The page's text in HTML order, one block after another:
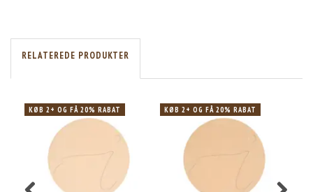
RELATEREDE PRODUKTER
KØB 2+ OG FÅ 20% RABAT KØB 2+ OG FÅ 20% RABAT